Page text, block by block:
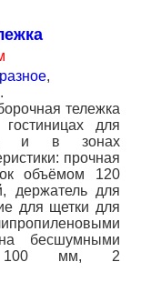
,
тележка
для
и в зонах
прочная
объёмом 120
держатель для
для щетки для
бесшумными
100 мм, 2